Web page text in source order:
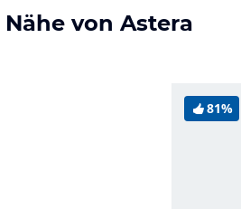
von Astera
81%